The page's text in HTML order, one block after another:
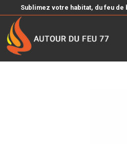
Sublimez votre habitat, du feu de